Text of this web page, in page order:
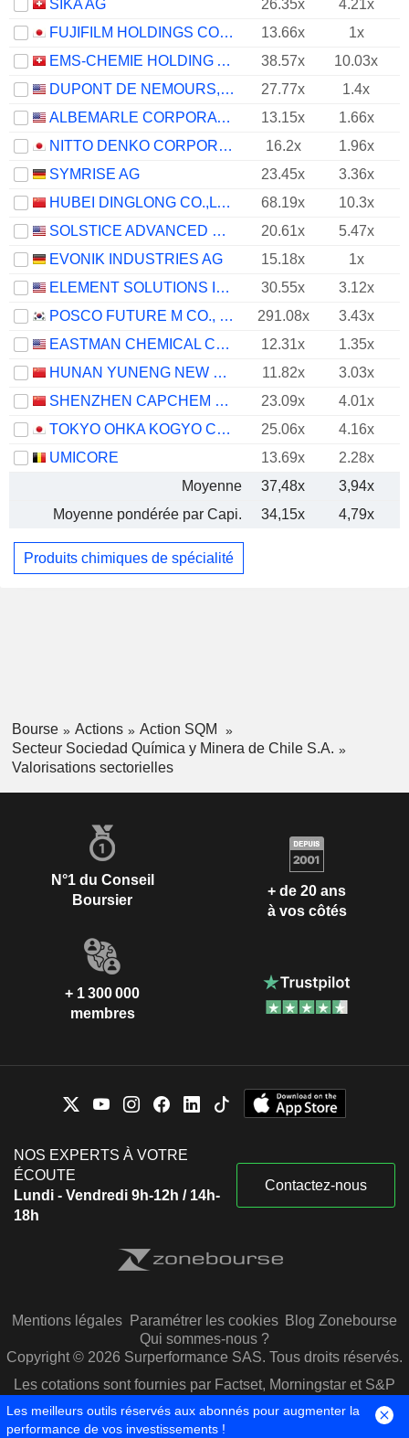
SIKA AG
26.35x
4.21x
FUJIFILM HOLDINGS CORPORATION
13.66x
1x
EMS-CHEMIE HOLDING AG
38.57x
10.03x
DUPONT DE NEMOURS, INC.
27.77x
1.4x
ALBEMARLE CORPORATION
13.15x
1.66x
NITTO DENKO CORPORATION
16.2x
1.96x
SYMRISE AG
23.45x
3.36x
HUBEI DINGLONG CO.,LTD.
68.19x
10.3x
SOLSTICE ADVANCED MATERIALS, INC.
20.61x
5.47x
EVONIK INDUSTRIES AG
15.18x
1x
ELEMENT SOLUTIONS INC
30.55x
3.12x
POSCO FUTURE M CO., LTD.
291.08x
3.43x
EASTMAN CHEMICAL COMPANY
12.31x
1.35x
HUNAN YUNENG NEW ENERGY BATTERY MATERIAL CO.,LTD.
11.82x
3.03x
SHENZHEN CAPCHEM TECHNOLOGY CO., LTD.
23.09x
4.01x
TOKYO OHKA KOGYO CO., LTD.
25.06x
4.16x
UMICORE
13.69x
2.28x
Moyenne
37,48x
3,94x
Moyenne pondérée par Capi.
34,15x 4,79x
Produits chimiques de spécialité
Bourse Actions
Action SQM
Secteur Sociedad Química y Minera de Chile S.A.
Valorisations sectorielles
N°1 du Conseil
Boursier
+ de 20 ans
à vos côtés
+ 1 300 000
membres
NOS EXPERTS À VOTRE
ÉCOUTE
Lundi - Vendredi 9h-12h / 14h-
18h
Contactez-nous
Mentions légales Paramétrer les cookies Blog Zonebourse
Qui sommes-nous ?
Copyright © 2026 Surperformance SAS. Tous droits réservés.
Les cotations sont fournies par Factset, Morningstar et S&P
Capital IQ
Les meilleurs outils réservés aux abonnés pour augmenter la
performance de vos investissements !